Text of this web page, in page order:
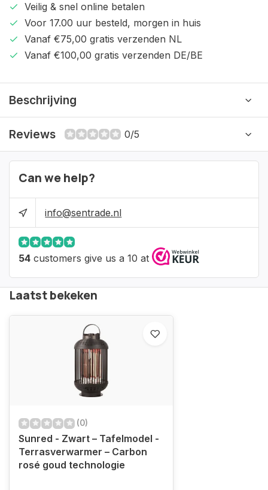
Veilig & snel online betalen
Voor 17.00 uur besteld, morgen in huis
Vanaf €75,00 gratis verzenden NL
Vanaf €100,00 gratis verzenden DE/BE
Beschrijving
Reviews 0/5
Can we help?
info@sentrade.nl
54 customers give us a 10 at
Laatst bekeken
(0)
Sunred - Zwart – Tafelmodel -
Terrasverwarmer – Carbon
rosé goud technologie